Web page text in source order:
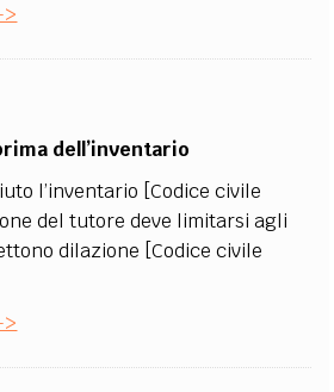
dell’inventario
l’inventario [Codice civile
del tutore deve limitarsi agli
dilazione [Codice civile